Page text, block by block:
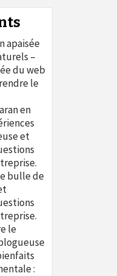
apaisée
–
du web
le
en
et
bulle de
le
: